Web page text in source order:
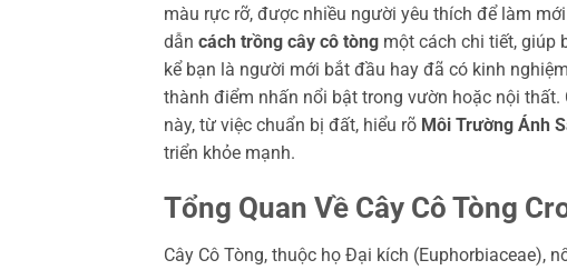
màu rực rỡ, được nhiều người yêu thích để làm
dẫn cách trồng cây cô tòng một cách chi tiết, giúp
kể bạn là người mới bắt đầu hay đã có kinh
thành điểm nhấn nổi bật trong vườn hoặc nội thất.
này, từ việc chuẩn bị đất, hiểu rõ Môi Trường Ánh
triển khỏe mạnh.
Tổng Quan Về Cây Cô Tòng
Cây Cô Tòng, thuộc họ Đại kích (Euphorbiaceae),